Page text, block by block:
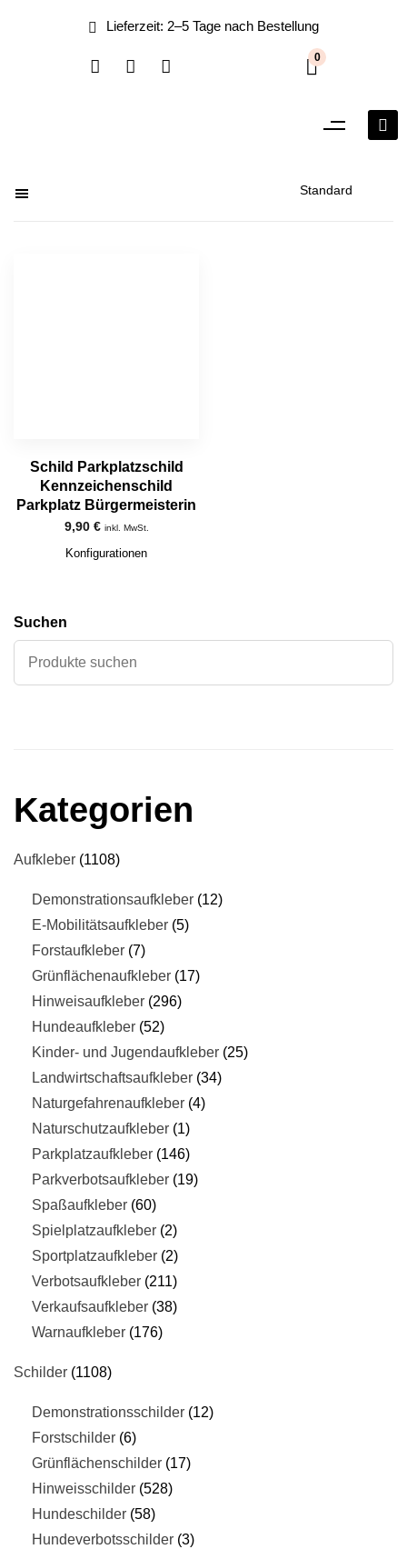
0
Schild Parkplatzschild
Kennzeichenschild
Parkplatz Bürgermeisterin
9,90 € inkl. MwSt.
Konfigurationen
Suchen
Kategorien
Aufkleber 1108
Demonstrationsaufkleber 12
E-Mobilitätsaufkleber 5
Forstaufkleber 7
Grünflächenaufkleber 17
Hinweisaufkleber 296
Hundeaufkleber 52
Kinder- und Jugendaufkleber 25
Landwirtschaftsaufkleber 34
Naturgefahrenaufkleber 4
Naturschutzaufkleber 1
Parkplatzaufkleber 146
Parkverbotsaufkleber 19
Spaßaufkleber 60
Spielplatzaufkleber 2
Sportplatzaufkleber 2
Verbotsaufkleber 211
Verkaufsaufkleber 38
Warnaufkleber 176
Schilder 1108
Demonstrationsschilder 12
Forstschilder 6
Grünflächenschilder 17
Hinweisschilder 528
Hundeschilder 58
Hundeverbotsschilder 3